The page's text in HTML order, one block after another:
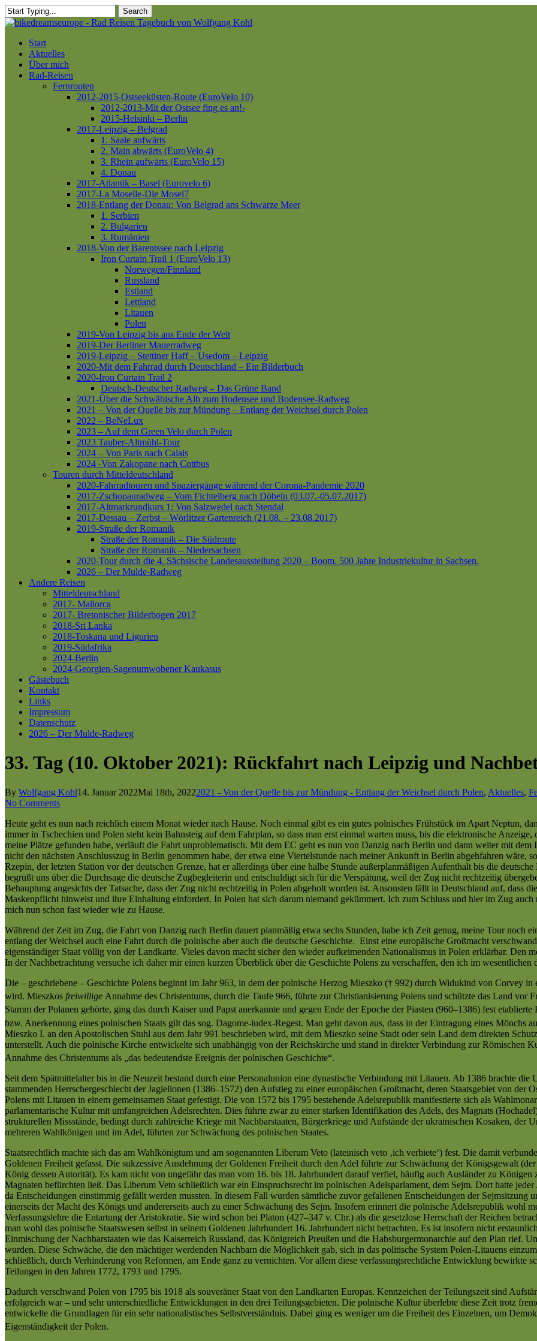
Skip
to
content
Search
Close
Menu
Start
Aktuelles
Über mich
Rad-Reisen
Fernrouten
2012-2015-Ostseeküsten-Route (EuroVelo 10)
2012-2013-Mit der Ostsee fing es an!-
2015-Helsinki – Berlin
2017-Leipzig – Belgrad
1. Saale aufwärts
2. Main abwärts (EuroVelo 4)
3. Rhein aufwärts (EuroVelo 15)
4. Donau
2017-Atlantik – Basel (Eurovelo 6)
2017-La Moselle-Die Mosel7
2018-Entlang der Donau: Von Belgrad ans Schwarze Meer
1. Serbien
2. Bulgarien
3. Rumänien
2018-Von der Barentssee nach Leipzig
Iron Curtain Trail 1 (EuroVelo 13)
Norwegen/Finnland
Russland
Estland
Lettland
Litauen
Polen
2019-Von Leipzig bis ans Ende der Welt
2019-Der Berliner Mauerradweg
2019-Leipzig – Stettiner Haff – Usedom – Leipzig
2020-Mit dem Fahrrad durch Deutschland – Ein Bilderbuch
2020-Iron Curtain Trail 2
Deutsch-Deutscher Radweg – Das Grüne Band
2021-Über die Schwäbische Alb zum Bodensee und Bodensee-Radweg
2021 – Von der Quelle bis zur Mündung – Entlang der Weichsel durch Polen
2022 – BeNeLux
2023 – Auf dem Green Velo durch Polen
2023 Tauber-Altmühl-Tour
2024 – Von Paris nach Calais
2024 -Von Zakopane nach Cottbus
Touren durch Mitteldeutschland
2020-Fahrradtouren und Spaziergänge während der Corona-Pandemie 2020
2017-Zschopauradweg – Vom Fichtelberg nach Döbeln (03.07.-05.07.2017)
2017-Altmarkrundkurs 1: Von Salzwedel nach Stendal
2017-Dessau – Zerbst – Wörlitzer Gartenreich (21.08. – 23.08.2017)
2019-Straße der Romanik
Straße der Romanik – Die Südroute
Straße der Romanik – Niedersachsen
2020-Tour durch die 4. Sächsische Landesausstellung 2020 – Boom. 500 Jahre Industriekultur in Sachsen.
2026 – Der Mulde-Radweg
Andere Reisen
Mitteldeutschland
2017- Mallorca
2017- Bretonischer Bilderbogen 2017
2018-Sri Lanka
2018-Toskana und Ligurien
2019-Südafrika
2024-Berlin
2024-Georgien-Sagenumwobener Kaukasus
Gästebuch
Kontakt
Links
Impressum
Datenschutz
2026 – Der Mulde-Radweg
33. Tag (10. Oktober 2021): Rückfahrt nach Leipzig und
By Wolfgang Kohl14. Januar 2022Mai 18th, 20222021 - Von der Quelle bis zur Mündung - Entlang der Weichsel durch Polen, Aktuelles,
No Comments
Heute geht es nun nach reichlich einem Monat wieder nach Hause. Noch einmal gibt es ein gutes polnisches Frühstück im Apart Neptun,
immer in Tschechien und Polen steht kein Bahnsteig auf dem Fahrplan, so dass man erst einmal warten muss, bis die elektronische
meine Plätze gefunden habe, verläuft die Fahrt unproblematisch. Mit dem EC geht es nun von Danzig nach Berlin und dann weiter mit
nicht den nächsten Anschlusszug in Berlin genommen habe, der etwa eine Viertelstunde nach meiner Ankunft in Berlin abgehfahren wäre,
Rzepin, der letzten Station vor der deutschen Grenze, hat er allerdings über eine halbe Stunde außerplanmäßigen Aufenthalt bis die
begrüßt uns über die Durchsage die deutsche Zugbegleiterin und entschuldigt sich für die Verspätung, weil der Zug nicht rechtzeitig
Behauptung angesichts der Tatsache, dass der Zug nicht rechtzeitig in Polen abgeholt worden ist. Ansonsten fällt in Deutschland auf, dass
Maskenpflicht hinweist und ihre Einhaltung einfordert. In Polen hat sich darum niemand gekümmert. Ich zum Schluss und hier im Zug
mich nun schon fast wieder wie zu Hause.
Während der Zeit im Zug, die Fahrt von Danzig nach Berlin dauert planmäßig etwa sechs Stunden, habe ich Zeit genug, meine Tour noch
entlang der Weichsel auch eine Fahrt durch die polnische aber auch die deutsche Geschichte. Einst eine europäische Großmacht
eigenständiger Staat völlig von der Landkarte. Vieles davon macht sicher den wieder aufkeimenden Nationalismus in Polen erklärbar. Den
In der Nachbetrachtung versuche ich daher mir einen kurzen Überblick über die Geschichte Polens zu verschaffen, den ich im
Die – geschriebene – Geschichte Polens beginnt im Jahr 963, in dem der polnische Herzog Mieszko († 992) durch Widukind von Corvey
wird. Mieszkos freiwillige Annahme des Christentums, durch die Taufe 966, führte zur Christianisierung Polens und schützte das Land vor
Stamm der Polanen gehörte, ging das durch Kaiser und Papst anerkannte und gegen Ende der Epoche der Piasten (960–1386) fest
bzw. Anerkennung eines polnischen Staats gilt das sog. Dagome-iudex-Regest. Man geht davon aus, dass in der Eintragung eines Mönchs
Mieszko I. an den Apostolischen Stuhl aus dem Jahr 991 beschrieben wird, mit dem Mieszko seine Stadt oder sein Land dem direkten
unterstellt. Auch die polnische Kirche entwickelte sich unabhängig von der Reichskirche und stand in direkter Verbindung zur Römischen
Annahme des Christentums als „das bedeutendste Ereignis der polnischen Geschichte“.
Seit dem Spätmittelalter bis in die Neuzeit bestand durch eine Personalunion eine dynastische Verbindung mit Litauen. Ab 1386 brachte
stammenden Herrschergeschlecht der Jagiellonen (1386–1572) den Aufstieg zu einer europäischen Großmacht, deren Staatsgebiet von
Polens mit Litauen in einem gemeinsamen Staat gefestigt. Die von 1572 bis 1795 bestehende Adelsrepublik manifestierte sich als
parlamentarische Kultur mit umfangreichen Adelsrechten. Dies führte zwar zu einer starken Identifikation des Adels, des Magnats
strukturellen Missstände, bedingt durch zahlreiche Kriege mit Nachbarstaaten, Bürgerkriege und Aufstände der ukrainischen Kosaken, der
mehreren Wahlkönigen und im Adel, führten zur Schwächung des polnischen Staates.
Staatsrechtlich machte sich das am Wahlkönigtum und am sogenannten Liberum Veto (lateinisch veto ‚ich verbiete‘) fest. Die damit
Goldenen Freiheit gefasst. Die sukzessive Ausdehnung der Goldenen Freiheit durch den Adel führte zur Schwächung der Königsgewalt
König dessen Autorität). Es kam nicht von ungefähr das man vom 16. bis 18. Jahrhundert darauf verfiel, häufig auch Ausländer zu
Magnaten befürchten ließ. Das Liberum Veto schließlich war ein Einspruchsrecht im polnischen Adelsparlament, dem Sejm. Dort hatte
da Entscheidungen einstimmig gefällt werden mussten. In diesem Fall wurden sämtliche zuvor gefallenen Entscheidungen der
einerseits der Macht des Königs und andererseits auch zu einer Schwächung des Sejm. Insofern erinnert die polnische Adelsrepublik wohl
Verfassungslehre die Entartung der Aristokratie. Sie wird schon bei Platon (427–347 v. Chr.) als die gesetzlose Herrschaft der Reichen
man wohl das polnische Staatswesen selbst in seinem Goldenen Jahrhundert 16. Jahrhundert nicht betrachten. Es ist insofern nicht
Einmischung der Nachbarstaaten wie das Kaiserreich Russland, das Königreich Preußen und die Habsburgermonarchie auf den Plan rief.
wurden. Diese Schwäche, die den mächtiger werdenden Nachbarn die Möglichkeit gab, sich in das politische System Polen-Litauens
schließlich, durch Verhinderung von Reformen, am Ende ganz zu vernichten. Vor allem diese verfassungsrechtliche Entwicklung bewirkte
Teilungen in den Jahren 1772, 1793 und 1795.
Dadurch verschwand Polen von 1795 bis 1918 als souveräner Staat von den Landkarten Europas. Kennzeichen der Teilungszeit sind
erfolgreich war – und sehr unterschiedliche Entwicklungen in den drei Teilungsgebieten. Die polnische Kultur überlebte diese Zeit trotz
entwickelte die Grundlagen für ein sehr nationalistisches Selbstverständnis. Dabei ging es weniger um die Freiheit des Einzelnen, um
Eigenständigkeit der Polen.